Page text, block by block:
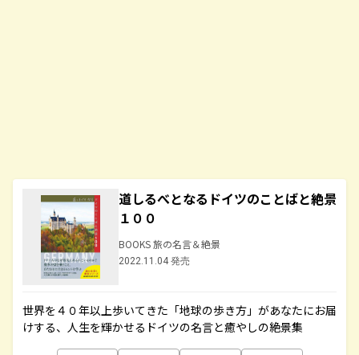
道しるべとなるドイツのことばと絶景
１００
BOOKS 旅の名言＆絶景
2022.11.04 発売
世界を４０年以上歩いてきた「地球の歩き方」があなたにお届
けする、人生を輝かせるドイツの名言と癒やしの絶景集